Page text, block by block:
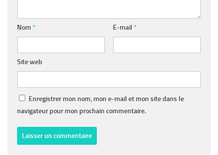
Nom * E-mail *
Site web
Enregistrer mon nom, mon e-mail et mon site dans le
navigateur pour mon prochain commentaire.